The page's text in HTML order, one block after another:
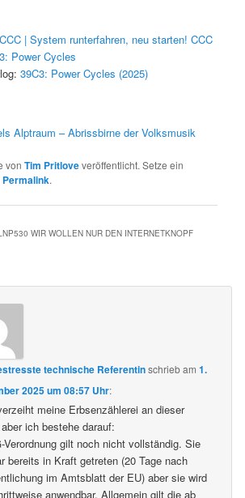
CCC | System runterfahren, neu starten! CCC
Power Cycles
39C3: Power Cycles (2025)
Alptraum – Abrissbirne der Volksmusik
vonTim Pritloveveröffentlicht. Setze ein
Permalink.
WIR WOLLEN NUR DEN INTERNETKNOPF
technische Referentinschriebam1.
2025 um 08:57 Uhr:
meine Erbsenzählerei an dieser
ich bestehe darauf:
Verordnung gilt noch nicht vollständig. Sie
bereits in Kraft getreten (20 Tage nach
im Amtsblatt der EU) aber sie wird
anwendbar. Allgemein gilt die ab